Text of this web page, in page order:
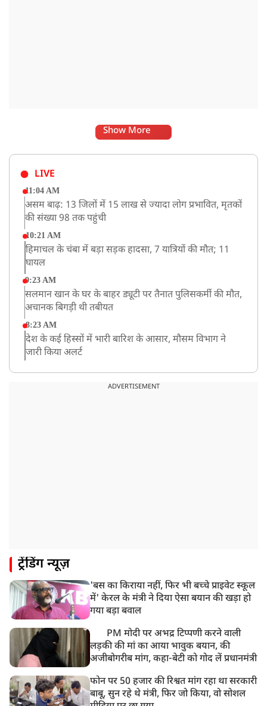
Show More
LIVE
11:04 AM
असम बाढ़: 13 जिलों में 15 लाख से ज्यादा लोग प्रभावित, मृतकों
की संख्या 98 तक पहुंची
10:21 AM
हिमाचल के चंबा में बड़ा सड़क हादसा, 7 यात्रियों की मौत; 11
घायल
9:23 AM
सलमान खान के घर के बाहर ड्यूटी पर तैनात पुलिसकर्मी की मौत,
अचानक बिगड़ी थी तबीयत
8:23 AM
देश के कई हिस्सों में भारी बारिश के आसार, मौसम विभाग ने
जारी किया अलर्ट
भारत समेत 5 देशों पर 100% टैरिफ
ADVERTISEMENT
ट्रेंडिंग न्यूज़
'बस का किराया नहीं, फिर भी बच्चे प्राइवेट स्कूल
में' केरल के मंत्री ने दिया ऐसा बयान की खड़ा हो
गया बड़ा बवाल
PM मोदी पर अभद्र टिप्पणी करने वाली
लड़की की मां का आया भावुक बयान, की
अजीबोगरीब मांग, कहा-बेटी को गोद लें प्रधानमंत्री
फोन पर 50 हजार की रिश्वत मांग रहा था सरकारी
बाबू, सुन रहे थे मंत्री, फिर जो किया, वो सोशल